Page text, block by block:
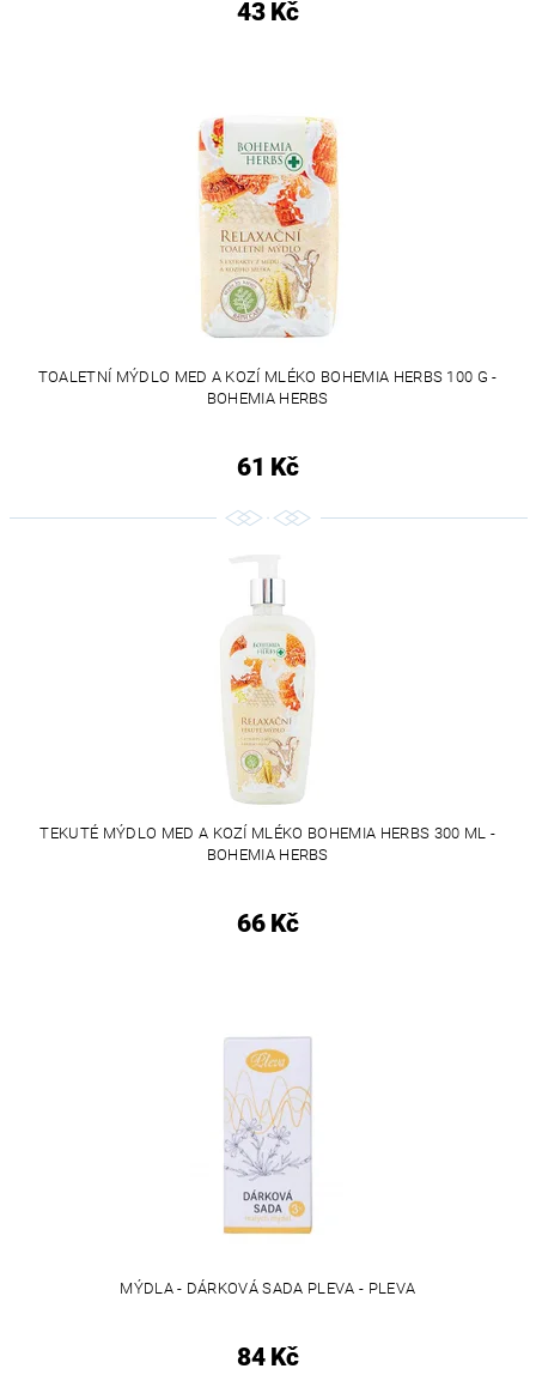
43 Kč
TOALETNÍ MÝDLO MED A KOZÍ MLÉKO BOHEMIA HERBS 100 G -
BOHEMIA HERBS
61 Kč
TEKUTÉ MÝDLO MED A KOZÍ MLÉKO BOHEMIA HERBS 300 ML -
BOHEMIA HERBS
66 Kč
MÝDLA - DÁRKOVÁ SADA PLEVA - PLEVA
84 Kč